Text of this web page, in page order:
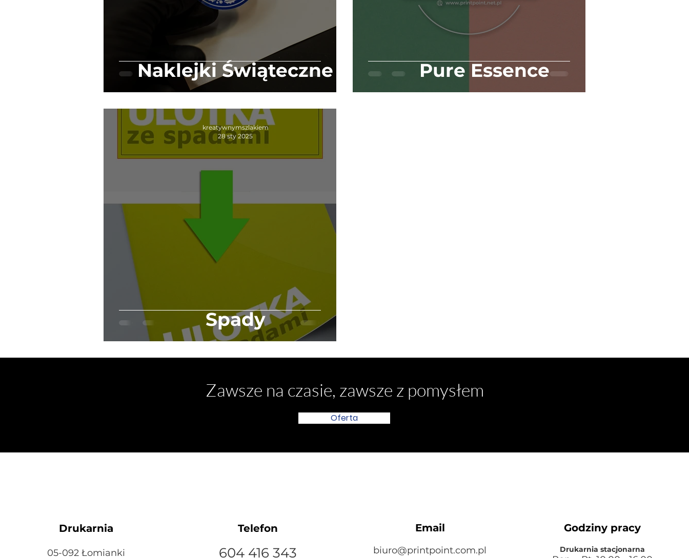
Naklejki Świąteczne Pure Essence
Spady
kreatywnymszlakiem
28 sty 2025
Zawsze na czasie, zawsze z pomysłem
Oferta
Drukarnia
05-092 Łomianki
Telefon
604 416 343
Email
biuro@printpoint.com.pl
Godziny pracy
Drukarnia stacjonarna